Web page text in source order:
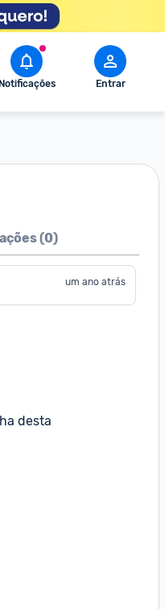
Notificações Entrar
(0)
um ano atrás
desta